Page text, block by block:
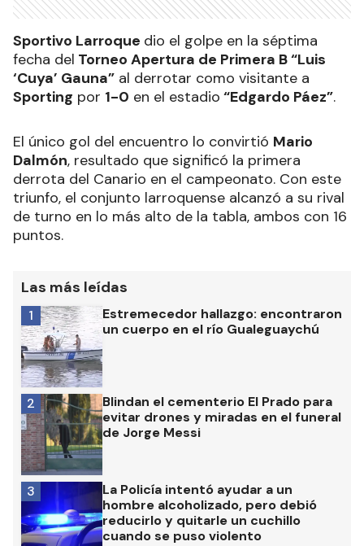
Sportivo Larroque dio el golpe en la séptima
fecha del Torneo Apertura de Primera B “Luis
‘Cuya’ Gauna” al derrotar como visitante a
Sporting por 1-0 en el estadio “Edgardo Páez”.
El único gol del encuentro lo convirtió Mario
Dalmón, resultado que significó la primera
derrota del Canario en el campeonato. Con este
triunfo, el conjunto larroquense alcanzó a su rival
de turno en lo más alto de la tabla, ambos con 16
puntos.
Las más leídas
Estremecedor hallazgo: encontraron
un cuerpo en el río Gualeguaychú
1
Blindan el cementerio El Prado para
evitar drones y miradas en el funeral
de Jorge Messi
2
La Policía intentó ayudar a un
hombre alcoholizado, pero debió
reducirlo y quitarle un cuchillo
cuando se puso violento
3